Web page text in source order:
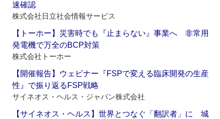
速確認
株式会社日立社会情報サービス
【トーホー】災害時でも『止まらない』事業へ 非常用
発電機で万全のBCP対策
株式会社トーホー
【開催報告】ウェビナー『FSPで変える臨床開発の生産
性』で振り返るFSP戦略
サイネオス・ヘルス・ジャパン株式会社
【サイネオス・ヘルス】世界とつなぐ「翻訳者」に 城